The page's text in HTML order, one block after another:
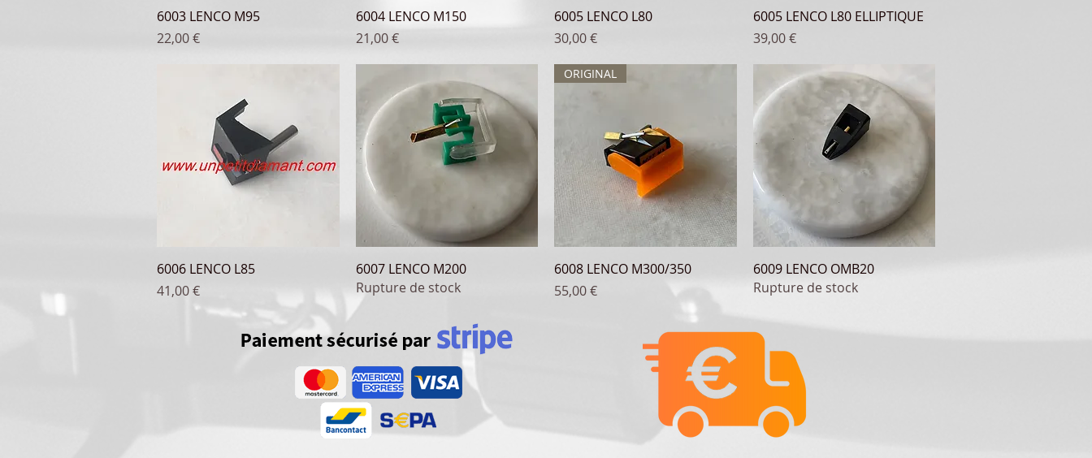
Aperçu rapide
6003 LENCO M95
Prix
22,00 €
Aperçu rapide
6004 LENCO M150
Prix
21,00 €
Aperçu rapide
6005 LENCO L80
Prix
30,00 €
Aperçu rapide
6005 LENCO L80 ELLIPTIQUE
Prix
39,00 €
Aperçu rapide
6006 LENCO L85
Prix
41,00 €
Aperçu rapide
6007 LENCO M200
Rupture de stock
Aperçu rapide
ORIGINAL
6008 LENCO M300/350
Prix
55,00 €
Aperçu rapide
6009 LENCO OMB20
Rupture de stock